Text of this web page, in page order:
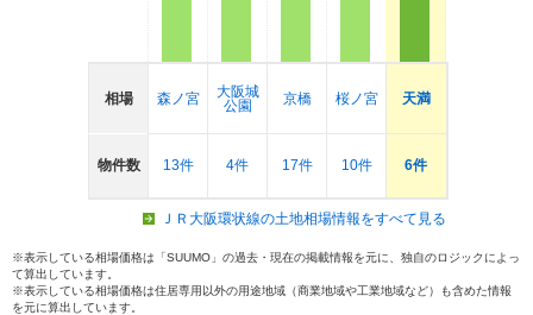
相場
物件数
森ノ宮
13件
大阪城
公園
4件
京橋
17件
桜ノ宮
10件
天満
6件
ＪＲ大阪環状線の土地相場情報をすべて見る
※表示している相場価格は「SUUMO」の過去・現在の掲載情報を元に、独自のロジックによっ
て算出しています。
※表示している相場価格は住居専用以外の用途地域（商業地域や工業地域など）も含めた情報
を元に算出しています。